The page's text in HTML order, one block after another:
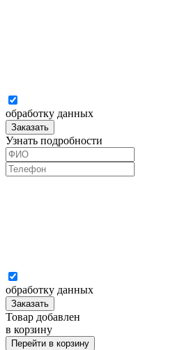
обработку данных
Заказать
Узнать подробности
обработку данных
Заказать
Товар добавлен
в корзину
Перейти в корзину